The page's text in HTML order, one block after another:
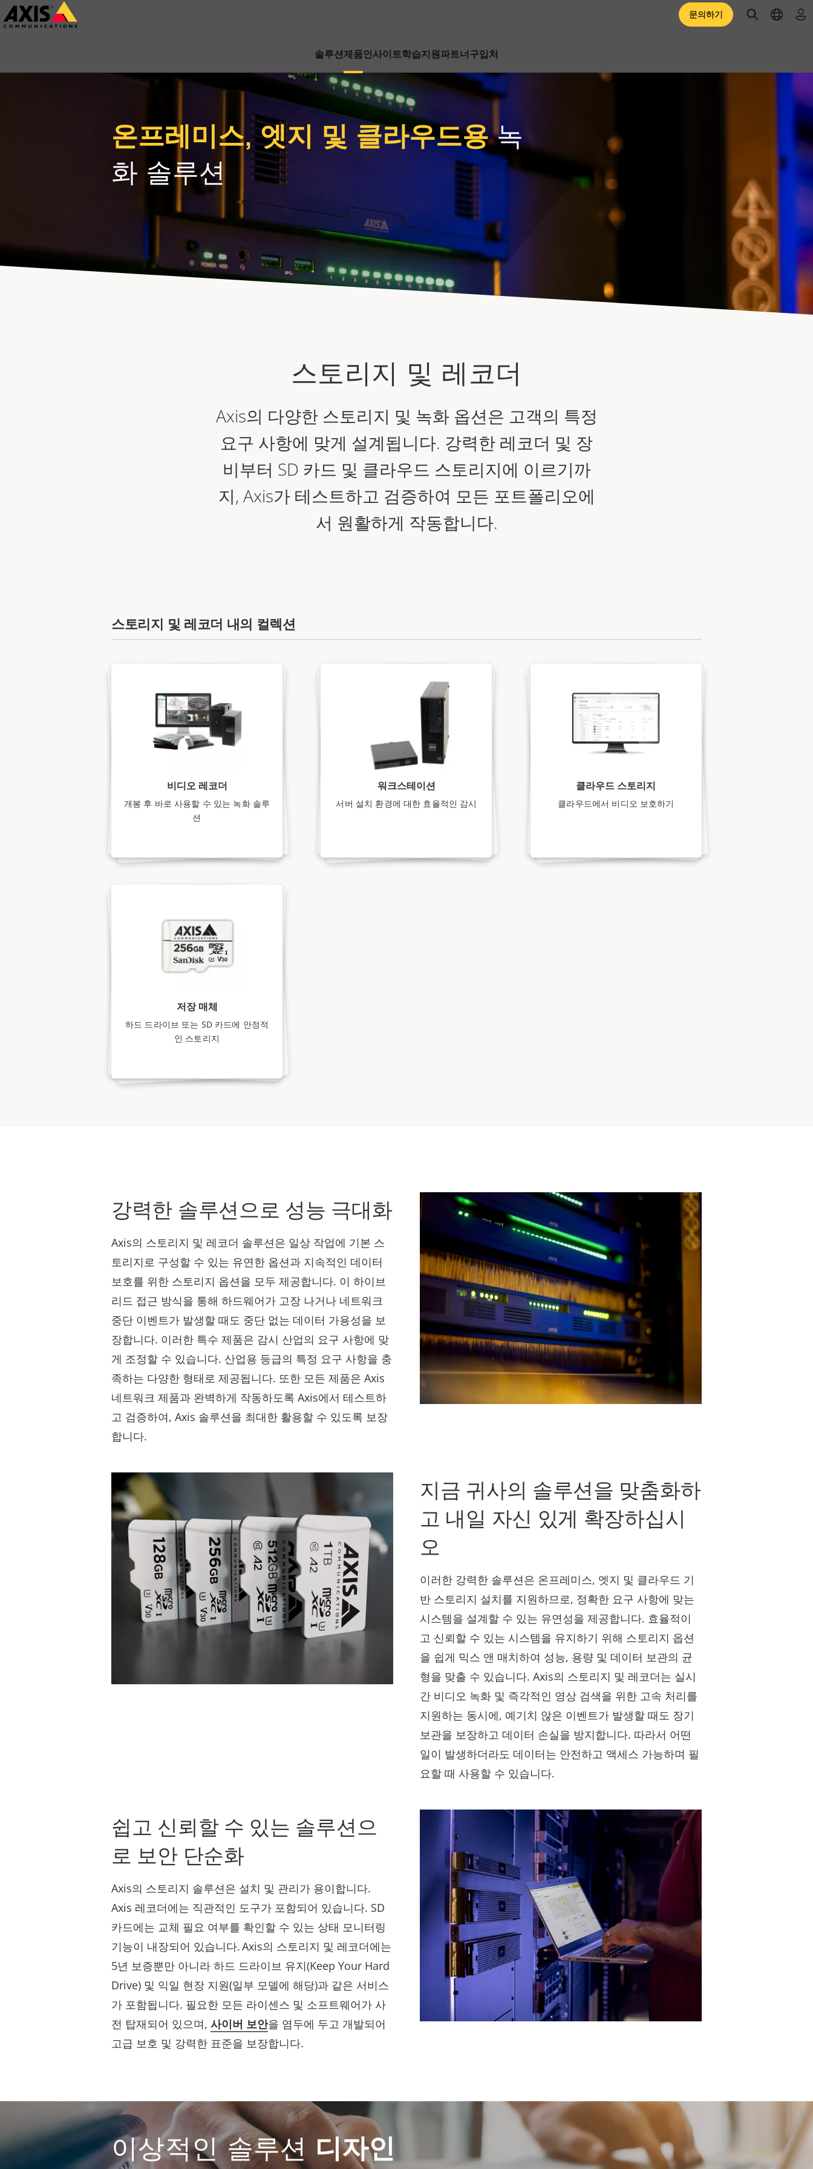
주
요
솔루션제품인사이트학습지원파트너구입처
문의하기 openopen로
온프레미스, 엣지 및 클라우드용녹
화 솔루션
스토리지 및 레코더
Axis의 다양한 스토리지 및 녹화 옵션은 고객의 특정
요구 사항에 맞게 설계됩니다. 강력한 레코더 및 장
비부터 SD 카드 및 클라우드 스토리지에 이르기까
지, Axis가 테스트하고 검증하여 모든 포트폴리오에
서 원활하게 작동합니다.
스토리지 및 레코더 내의 컬렉션
비디오 레코더
개봉 후 바로 사용할 수 있는 녹화 솔루
션
워크스테이션
서버 설치 환경에 대한 효율적인 감시
클라우드 스토리지
클라우드에서 비디오 보호하기
저장 매체
하드 드라이브 또는 SD 카드에 안정적
인 스토리지
강력한 솔루션으로 성능 극대화
Axis의 스토리지 및 레코더 솔루션은 일상 작업에 기본 스
토리지로 구성할 수 있는 유연한 옵션과 지속적인 데이터
보호를 위한 스토리지 옵션을 모두 제공합니다. 이 하이브
리드 접근 방식을 통해 하드웨어가 고장 나거나 네트워크
중단 이벤트가 발생할 때도 중단 없는 데이터 가용성을 보
장합니다. 이러한 특수 제품은 감시 산업의 요구 사항에 맞
게 조정할 수 있습니다. 산업용 등급의 특정 요구 사항을 충
족하는 다양한 형태로 제공됩니다. 또한 모든 제품은 Axis
네트워크 제품과 완벽하게 작동하도록 Axis에서 테스트하
고 검증하여, Axis 솔루션을 최대한 활용할 수 있도록 보장
합니다.
지금 귀사의 솔루션을 맞춤화하
고 내일 자신 있게 확장하십시
오
이러한 강력한 솔루션은 온프레미스, 엣지 및 클라우드 기
반 스토리지 설치를 지원하므로, 정확한 요구 사항에 맞는
시스템을 설계할 수 있는 유연성을 제공합니다. 효율적이
고 신뢰할 수 있는 시스템을 유지하기 위해 스토리지 옵션
을 쉽게 믹스 앤 매치하여 성능, 용량 및 데이터 보관의 균
형을 맞출 수 있습니다. Axis의 스토리지 및 레코더는 실시
간 비디오 녹화 및 즉각적인 영상 검색을 위한 고속 처리를
지원하는 동시에, 예기치 않은 이벤트가 발생할 때도 장기
보관을 보장하고 데이터 손실을 방지합니다. 따라서 어떤
일이 발생하더라도 데이터는 안전하고 액세스 가능하며 필
요할 때 사용할 수 있습니다.
쉽고 신뢰할 수 있는 솔루션으
로 보안 단순화
Axis의 스토리지 솔루션은 설치 및 관리가 용이합니다.
Axis 레코더에는 직관적인 도구가 포함되어 있습니다. SD
카드에는 교체 필요 여부를 확인할 수 있는 상태 모니터링
기능이 내장되어 있습니다. Axis의 스토리지 및 레코더에는
5년 보증뿐만 아니라 하드 드라이브 유지(Keep Your Hard
Drive) 및 익일 현장 지원(일부 모델에 해당)과 같은 서비스
가 포함됩니다. 필요한 모든 라이센스 및 소프트웨어가 사
전 탑재되어 있으며, 사이버 보안을 염두에 두고 개발되어
고급 보호 및 강력한 표준을 보장합니다.
이상적인 솔루션 디자인